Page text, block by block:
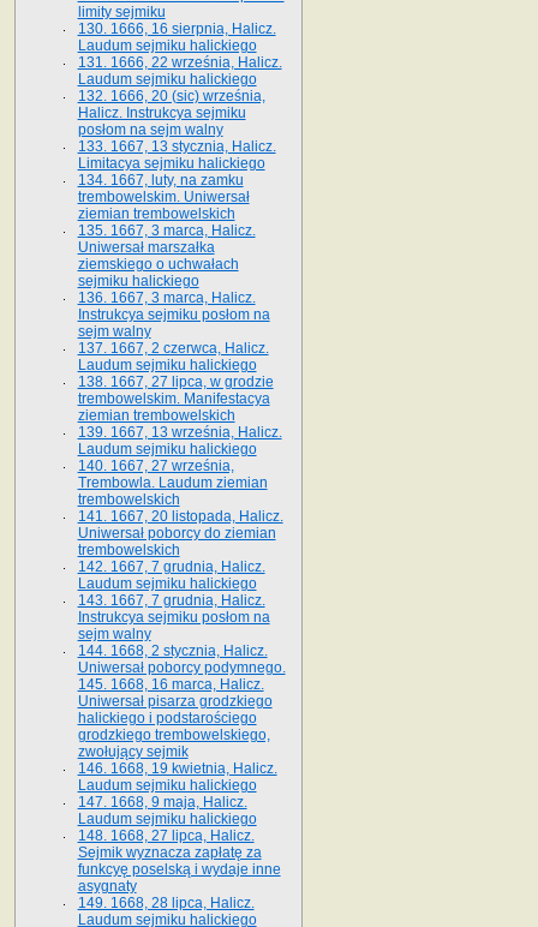
limity sejmiku
130. 1666, 16 sierpnia, Halicz.
Laudum sejmiku halickiego
131. 1666, 22 września, Halicz.
Laudum sejmiku halickiego
132. 1666, 20 (sic) września,
Halicz. Instrukcya sejmiku
posłom na sejm walny
133. 1667, 13 stycznia, Halicz.
Limitacya sejmiku halickiego
134. 1667, luty, na zamku
trembowelskim. Uniwersał
ziemian trembowelskich
135. 1667, 3 marca, Halicz.
Uniwersał marszałka
ziemskiego o uchwałach
sejmiku halickiego
136. 1667, 3 marca, Halicz.
Instrukcya sejmiku posłom na
sejm walny
137. 1667, 2 czerwca, Halicz.
Laudum sejmiku halickiego
138. 1667, 27 lipca, w grodzie
trembowelskim. Manifestacya
ziemian trembowelskich
139. 1667, 13 września, Halicz.
Laudum sejmiku halickiego
140. 1667, 27 września,
Trembowla. Laudum ziemian
trembowelskich
141. 1667, 20 listopada, Halicz.
Uniwersał poborcy do ziemian
trembowelskich
142. 1667, 7 grudnia, Halicz.
Laudum sejmiku halickiego
143. 1667, 7 grudnia, Halicz.
Instrukcya sejmiku posłom na
sejm walny
144. 1668, 2 stycznia, Halicz.
Uniwersał poborcy podymnego.
145. 1668, 16 marca, Halicz.
Uniwersał pisarza grodzkiego
halickiego i podstarościego
grodzkiego trembowelskiego,
zwołujący sejmik
146. 1668, 19 kwietnia, Halicz.
Laudum sejmiku halickiego
147. 1668, 9 maja, Halicz.
Laudum sejmiku halickiego
148. 1668, 27 lipca, Halicz.
Sejmik wyznacza zapłatę za
funkcyę poselską i wydaje inne
asygnaty
149. 1668, 28 lipca, Halicz.
Laudum sejmiku halickiego